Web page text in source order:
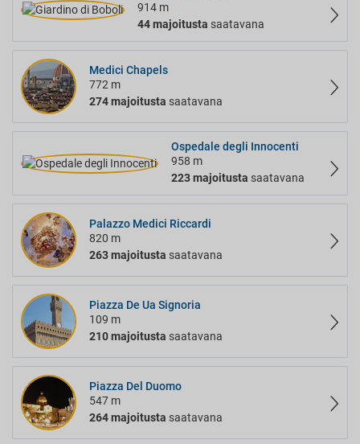
914 m
44 majoitusta saatavana
Medici Chapels
772 m
274 majoitusta saatavana
Ospedale degli Innocenti
958 m
223 majoitusta saatavana
Palazzo Medici Riccardi
820 m
263 majoitusta saatavana
Piazza De Ua Signoria
109 m
210 majoitusta saatavana
Piazza Del Duomo
547 m
264 majoitusta saatavana